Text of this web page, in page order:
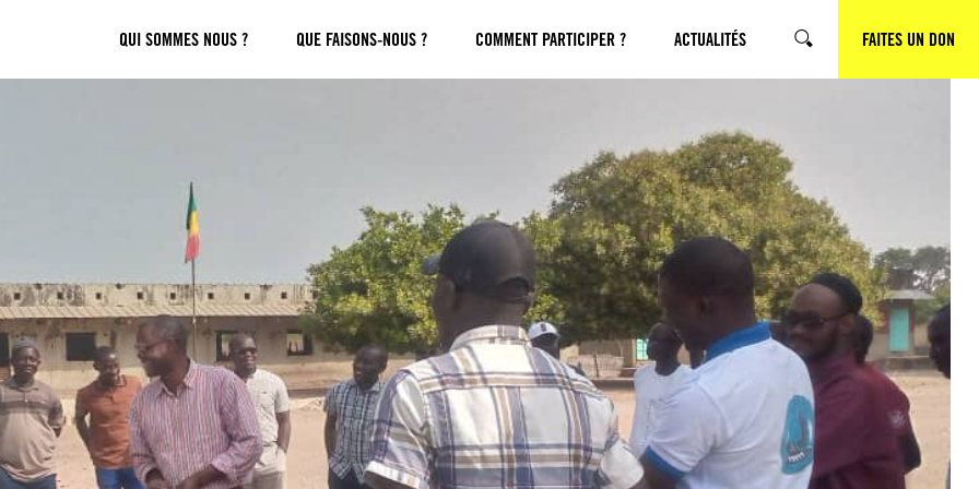
QUI SOMMES NOUS ? QUE FAISONS-NOUS ? COMMENT PARTICIPER ? ACTUALITÉS RECHERCHEFAITES UN DON